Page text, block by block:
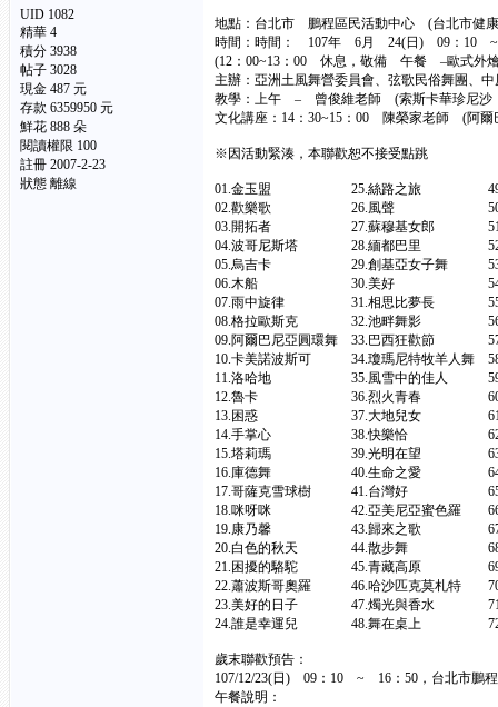
UID 1082
精華 4
積分 3938
帖子 3028
現金 487 元
存款 6359950 元
鮮花 888 朵
閱讀權限 100
註冊 2007-2-23
狀態 離線
地點：台北市 鵬程區民活動中心 (台北市健康
時間：時間： 107年 6月 24(日) 09：
(12：00~13：00 休息，敬備 午餐 –歐式外燴
主辦：亞洲土風舞營委員會、弦歌民俗舞團、
教學：上午 – 曾俊維老師 (索斯卡華珍尼
文化講座：14：30~15：00 陳榮家老師 (阿爾
※因活動緊湊，本聯歡恕不接受點跳
01.金玉盟 25.絲路之旅 49.
02.歡樂歌 26.風聲 50.春
03.開拓者 27.蘇穆基女郎 51.索
04.波哥尼斯塔 28.緬都巴里
05.烏吉卡 29.創基亞女子舞
06.木船 30.美好 54.
07.雨中旋律 31.相思比夢長
08.格拉歐斯克 32.池畔舞影 56.阿爾
09.阿爾巴尼亞圓環舞 33.巴西狂
10.卡美諾波斯可 34.瓊瑪尼特牧羊人
11.洛哈地 35.風雪中的佳
12.魯卡 36.烈火青春 60.
13.困惑 37.大地兒女 61.
14.手掌心 38.快樂恰 62.曼
15.塔莉瑪 39.光明在望 63.
16.庫德舞 40.生命之愛 64.卡馬
17.哥薩克雪球樹 41.台灣好
18.咪呀咪 42.亞美尼亞蜜色
19.康乃馨 43.歸來之歌 67.
20.白色的秋天 44.散步舞
21.困擾的駱駝 45.青藏高原
22.蕭波斯哥奧羅 46.哈沙匹克
23.美好的日子 47.燭光與香
24.誰是幸運兒 48.舞在桌
歲末聯歡預告：
107/12/23(日) 09：10 ~ 16：50，台北市鵬
午餐說明：